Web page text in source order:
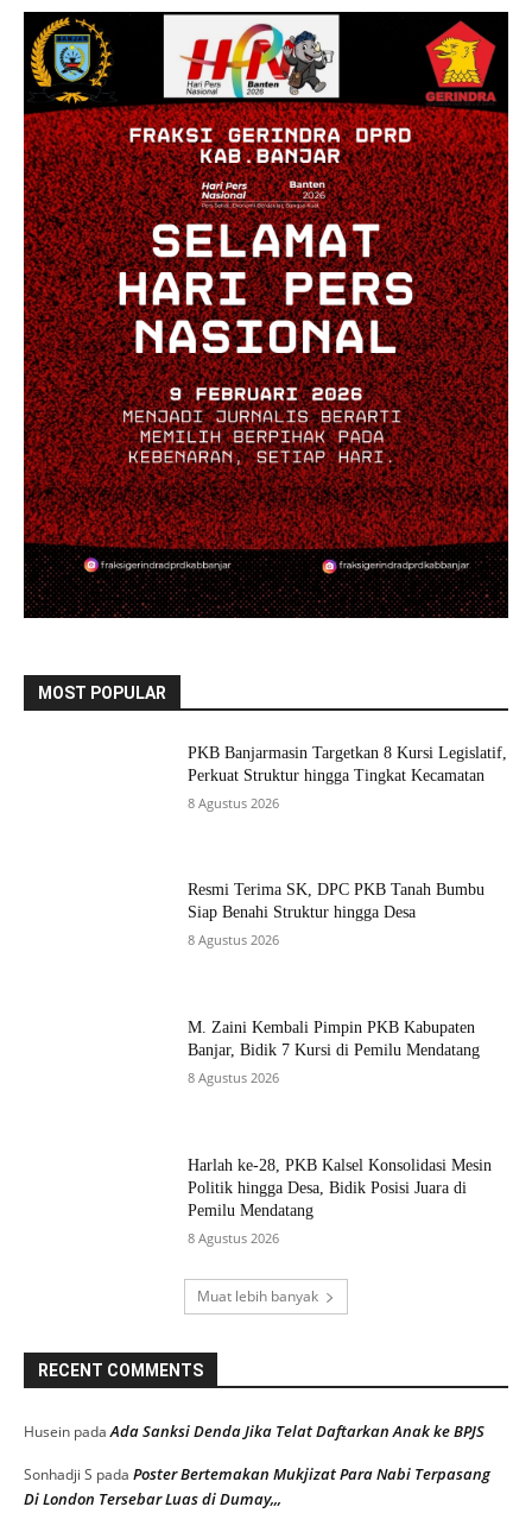
MOST POPULAR
PKB Banjarmasin Targetkan 8 Kursi Legislatif,
Perkuat Struktur hingga Tingkat Kecamatan
8 Agustus 2026
Resmi Terima SK, DPC PKB Tanah Bumbu
Siap Benahi Struktur hingga Desa
8 Agustus 2026
M. Zaini Kembali Pimpin PKB Kabupaten
Banjar, Bidik 7 Kursi di Pemilu Mendatang
8 Agustus 2026
Harlah ke-28, PKB Kalsel Konsolidasi Mesin
Politik hingga Desa, Bidik Posisi Juara di
Pemilu Mendatang
8 Agustus 2026
Muat lebih banyak
RECENT COMMENTS
Husein padaAda Sanksi Denda Jika Telat Daftarkan Anak ke BPJS
Sonhadji S pada Poster Bertemakan Mukjizat Para Nabi Terpasang
Di London Tersebar Luas di Dumay,,,